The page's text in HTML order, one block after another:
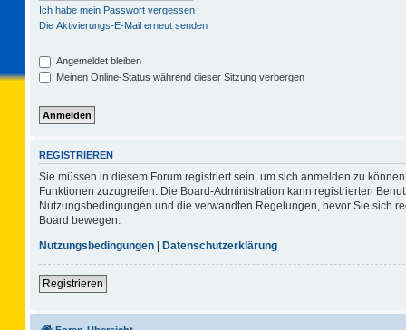
Ich habe mein Passwort vergessen
Die Aktivierungs-E-Mail erneut senden
Angemeldet bleiben
Meinen Online-Status während dieser Sitzung verbergen
REGISTRIEREN
Sie müssen in diesem Forum registriert sein, um sich anmelden zu
Funktionen zuzugreifen. Die Board-Administration kann registrierten
Nutzungsbedingungen und die verwandten Regelungen, bevor Sie sich
Board bewegen.
Nutzungsbedingungen | Datenschutzerklärung
Registrieren